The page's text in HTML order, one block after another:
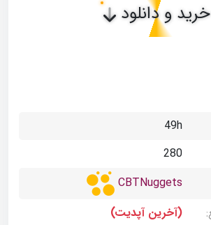
خرید و دانلود
49h
280
CBTNuggets
(آخرین آپدیت)